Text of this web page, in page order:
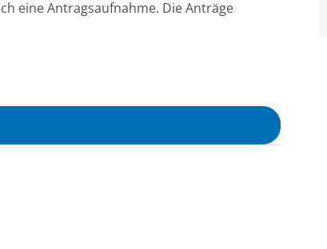
eine Antragsaufnahme. Die Anträge